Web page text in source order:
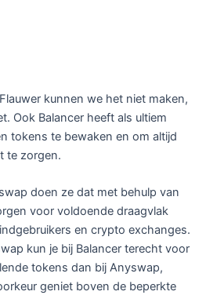
kunnen we het niet maken,
Ook Balancer heeft als ultiem
tokens te bewaken en om altijd
te zorgen.
doen ze dat met behulp van
voor voldoende draagvlak
en crypto exchanges.
kun je bij Balancer terecht voor
tokens dan bij Anyswap,
geniet boven de beperkte